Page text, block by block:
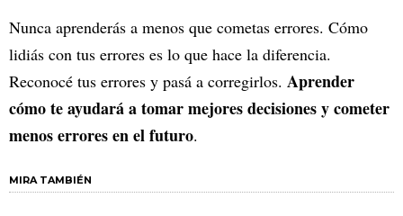
Nunca aprenderás a menos que cometas errores. Cómo
lidiás con tus errores es lo que hace la diferencia.
Reconocé tus errores y pasá a corregirlos. Aprender
cómo te ayudará a tomar mejores decisiones y cometer
menos errores en el futuro.
MIRA TAMBIÉN